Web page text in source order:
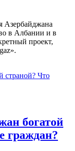
Азербайджана
в Албании и в
проект,
богатой
граждан?